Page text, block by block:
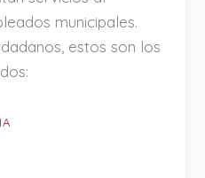
municipales.
estos son los